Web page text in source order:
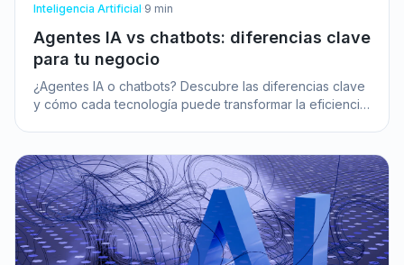
Inteligencia Artificial 9 min
Agentes IA vs chatbots: diferencias clave
para tu negocio
¿Agentes IA o chatbots? Descubre las diferencias clave
y cómo cada tecnología puede transformar la eficiencia